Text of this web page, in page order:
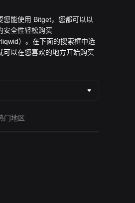
您能使用 Bitget，您都可以以
安全性轻松购买
）。在下面的搜索框中选
可以在您喜欢的地方开始购买
门地区